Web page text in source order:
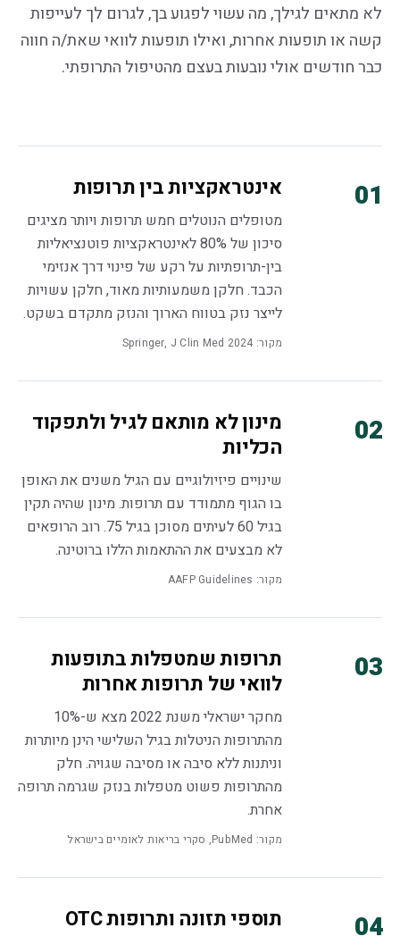
לא מתאים לגילך, מה עשוי לפגוע בך, לגרום לך לעייפות
קשה או תופעות אחרות, ואילו תופעות לוואי שאת/ה חווה
כבר חודשים אולי נובעות בעצם מהטיפול התרופתי.
01 אינטראקציות בין תרופות
מטופלים הנוטלים חמש תרופות ויותר מציגים
סיכון של 80% לאינטראקציות פוטנציאליות
בין-תרופתיות על רקע של פינוי דרך אנזימי
הכבד. חלקן משמעותיות מאוד, חלקן עשויות
לייצר נזק בטווח הארוך והנזק מתקדם בשקט.
מקור: Springer, J Clin Med 2024
02
מינון לא מותאם לגיל ולתפקוד
הכליות
שינויים פיזיולוגיים עם הגיל משנים את האופן
בו הגוף מתמודד עם תרופות. מינון שהיה תקין
בגיל 60 לעיתים מסוכן בגיל 75. רוב הרופאים
לא מבצעים את ההתאמות הללו ברוטינה.
מקור: AAFP Guidelines
03
תרופות שמטפלות בתופעות
לוואי של תרופות אחרות
מחקר ישראלי משנת 2022 מצא ש-10%
מהתרופות הניטלות בגיל השלישי הינן מיותרות
וניתנות ללא סיבה או מסיבה שגויה. חלק
מהתרופות פשוט מטפלות בנזק שגרמה תרופה
אחרת.
מקור: PubMed, סקרי בריאות לאומיים בישראל
04 תוספי תזונה ותרופות OTC